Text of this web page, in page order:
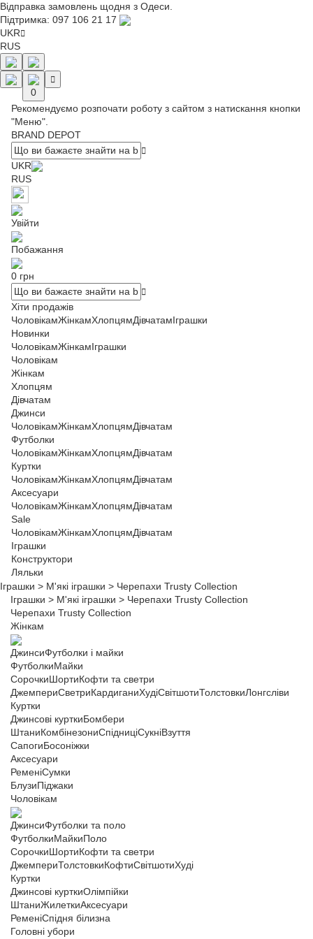
Відправка замовлень щодня з Одеси.
Підтримка: 097 106 21 17
UKR
RUS
0
Рекомендуємо розпочати роботу з сайтом з натискання кнопки
"Меню".
BRAND DEPOT
UKR
RUS
Увійти
Побажання
0 грн
Хіти продажів
ЧоловікамЖінкамХлопцямДівчатамІграшки
Новинки
ЧоловікамЖінкамІграшки
Чоловікам
Жінкам
Хлопцям
Дівчатам
Джинси
ЧоловікамЖінкамХлопцямДівчатам
Футболки
ЧоловікамЖінкамХлопцямДівчатам
Куртки
ЧоловікамЖінкамХлопцямДівчатам
Аксесуари
ЧоловікамЖінкамХлопцямДівчатам
Sale
ЧоловікамЖінкамХлопцямДівчатам
Іграшки
Конструктори
Ляльки
Іграшки > М'які іграшки > Черепахи Trusty Collection
Іграшки > М'які іграшки > Черепахи Trusty Collection
Черепахи Trusty Collection
Жінкам
ДжинсиФутболки і майки
ФутболкиМайки
СорочкиШортиКофти та светри
ДжемпериСветриКардиганиХудіСвітшотиТолстовкиЛонгсліви
Куртки
Джинсові курткиБомбери
ШтаниКомбінезониСпідниціСукніВзуття
СапогиБосоніжки
Аксесуари
РеменіСумки
БлузиПіджаки
Чоловікам
ДжинсиФутболки та поло
ФутболкиМайкиПоло
СорочкиШортиКофти та светри
ДжемпериТолстовкиКофтиСвітшотиХуді
Куртки
Джинсові курткиОлімпійки
ШтаниЖилеткиАксесуари
РеменіСпідня білизна
Головні убори